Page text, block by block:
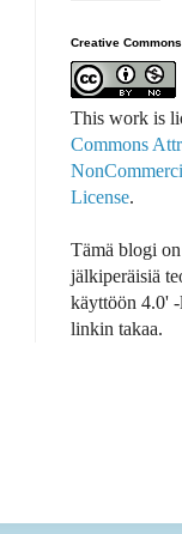
Creative Commons
This work is
Commons
License.
Tämä blogi
jälkiperäisiä
käyttöön 4.0'
linkin takaa.